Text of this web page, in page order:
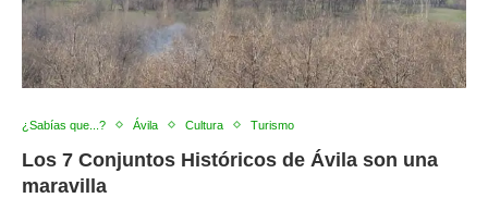
¿Sabías que...? Ávila Cultura Turismo
Los 7 Conjuntos Históricos de Ávila son una
maravilla